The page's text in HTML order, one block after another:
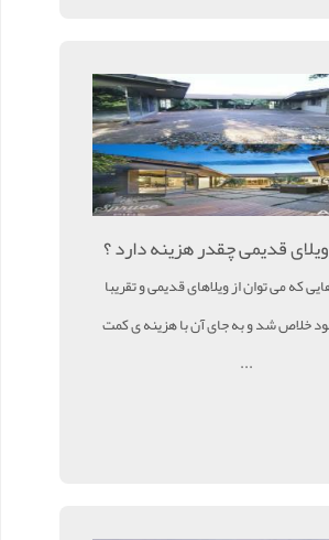
قدیمی چقدر هزینه دارد ؟
که می توان از ویلاهای قدیمی و تقریبا
خلاص شد و به جای آن با هزینه ی کمت
...